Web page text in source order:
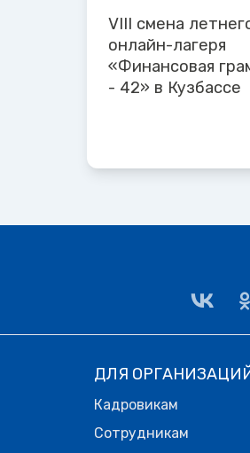
VIII смена
онлайн-лагеря
«Финансовая
- 42» в Кузбассе
ДЛЯ
Кадровикам
Сотрудникам